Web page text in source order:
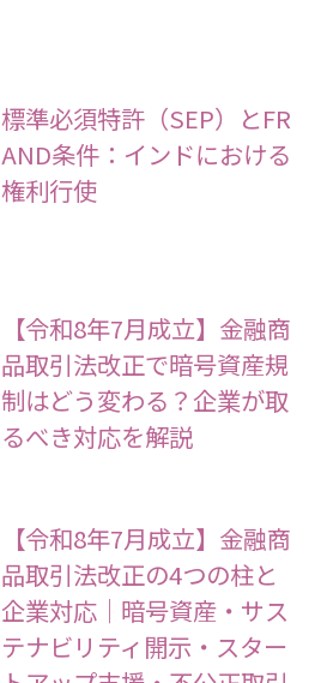
標準必須特許（SEP）とFR
AND条件：インドにおける
権利行使
【令和8年7月成立】金融商
品取引法改正で暗号資産規
制はどう変わる？企業が取
るべき対応を解説
【令和8年7月成立】金融商
品取引法改正の4つの柱と
企業対応｜暗号資産・サス
テナビリティ開示・スター